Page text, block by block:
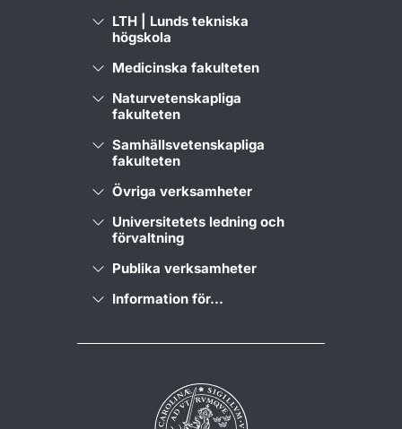
LTH | Lunds tekniska
högskola
Medicinska fakulteten
Naturvetenskapliga
fakulteten
Samhällsvetenskapliga
fakulteten
Övriga verksamheter
Universitetets ledning och
förvaltning
Publika verksamheter
Information för...